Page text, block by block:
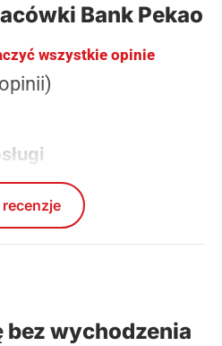
Bank Pekao
wszystkie opinie
recenzje
bez wychodzenia